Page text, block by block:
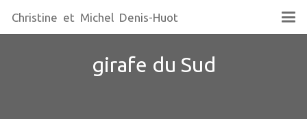
Christine et Michel Denis-Huot
girafe du Sud